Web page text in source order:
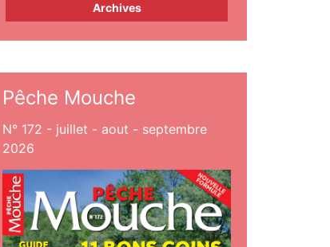
Archives
Pêche Mouche
N° 172 - juillet - aout - septembre
2026